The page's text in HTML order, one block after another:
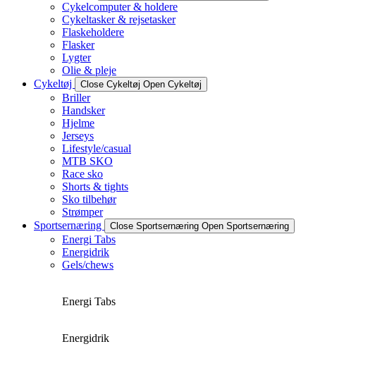
Cykelcomputer & holdere
Cykeltasker & rejsetasker
Flaskeholdere
Flasker
Lygter
Olie & pleje
Cykeltøj
Close Cykeltøj Open Cykeltøj
Briller
Handsker
Hjelme
Jerseys
Lifestyle/casual
MTB SKO
Race sko
Shorts & tights
Sko tilbehør
Strømper
Sportsernæring
Close Sportsernæring Open Sportsernæring
Energi Tabs
Energidrik
Gels/chews
Energi Tabs
Energidrik